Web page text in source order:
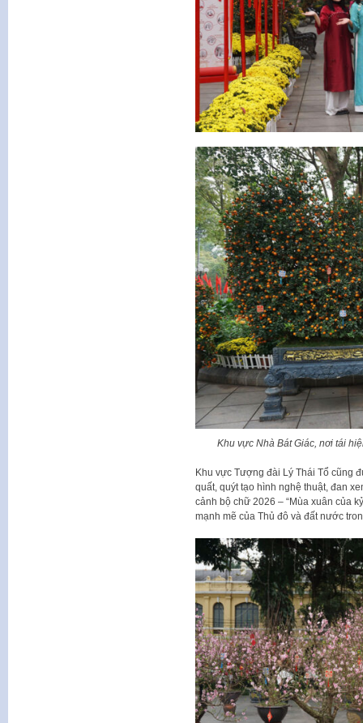
Khu vực Nhà Bát Giác, nơi tái
Khu vực Tượng đài Lý Thái Tổ cũng
quất, quýt tạo hình nghệ thuật, đan
cảnh bộ chữ 2026 – “Mùa xuân của
mạnh mẽ của Thủ đô và đất nước